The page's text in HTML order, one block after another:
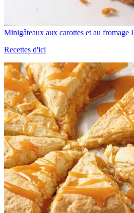
Minigâteaux aux carottes et au fromage
Recettes d'ici